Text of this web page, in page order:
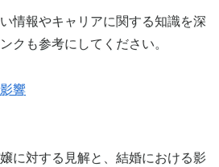
情報やキャリアに関する知識を深
クも参考にしてください。
響
に対する見解と、結婚における影